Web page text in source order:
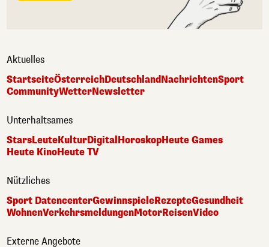
Aktuelles
StartseiteÖsterreichDeutschlandNachrichtenSport
CommunityWetterNewsletter
Unterhaltsames
StarsLeuteKulturDigital HoroskopHeute Games
Heute KinoHeute TV
Nützliches
Sport DatencenterGewinnspieleRezepteGesundheit
WohnenVerkehrsmeldungenMotorReisenVideo
Externe Angebote